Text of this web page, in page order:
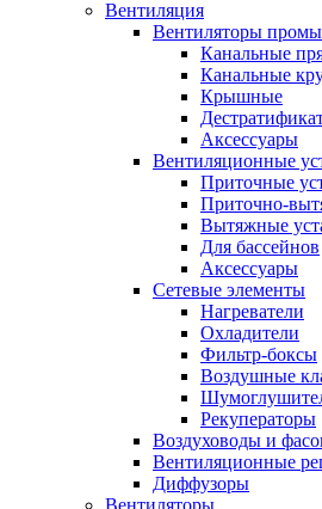
Вентиляция
Вентиляторы
Канальные
Канальные
Крышные
Аксессуары
Вентиляционные
Приточные
Приточно-
Вытяжные
Для бассейнов
Аксессуары
Сетевые элементы
Нагреватели
Охладители
Фильтр-боксы
Воздушные
Рекуператоры
Воздуховоды и
Вентиляционные
Диффузоры
Вентиляторы